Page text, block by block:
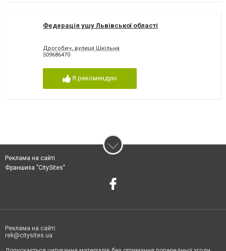
Федерація ушу Львівської області
Дрогобич, вулиця Шкільна
509686470
Я рекомендую
Реклама на сайті
Франшиза "CitySites"
Реклама на сайті:
rek@citysites.ua